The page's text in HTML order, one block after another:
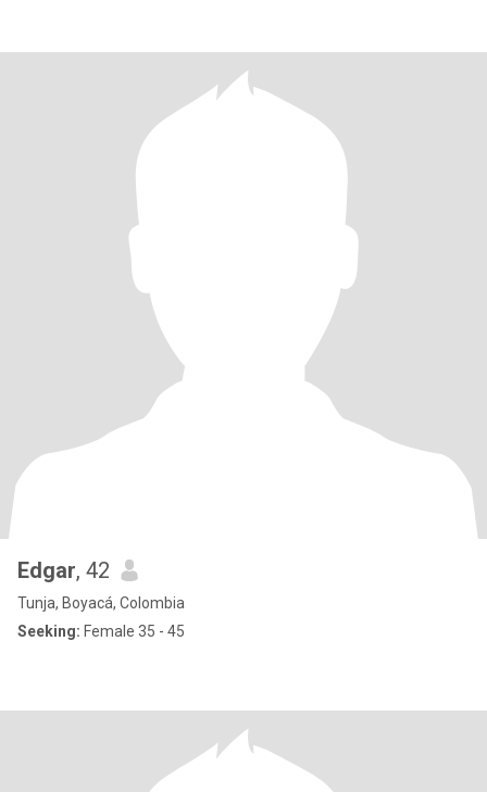
Edgar, 42
Tunja, Boyacá, Colombia
Seeking: Female 35 - 45